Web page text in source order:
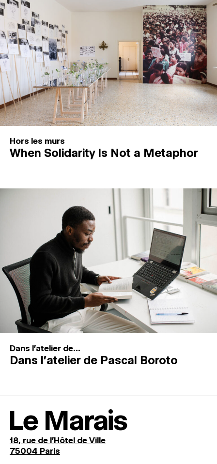
Hors les murs
When Solidarity Is Not a Metaphor
Dans l'atelier de...
Dans l’atelier de Pascal Boroto
Le Marais
18, rue de l'Hôtel de Ville
75004 Paris